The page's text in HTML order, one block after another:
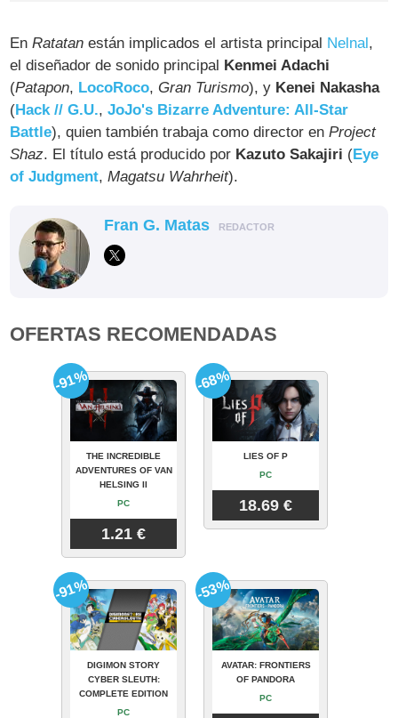
EnRatatan están implicados el artista principal Nelnal,
el diseñador de sonido principal Kenmei Adachi
(Patapon, LocoRoco,Gran Turismo), y Kenei Nakasha
(Hack // G.U.,JoJo's Bizarre Adventure: All-Star
Battle), quien también trabaja como director enProject
Shaz. El título está producido por Kazuto Sakajiri (Eye
of Judgment,Magatsu Wahrheit).
Fran G. Matas REDACTOR
OFERTAS RECOMENDADAS
THE INCREDIBLE
ADVENTURES OF VAN
HELSING II
PC
1.21 €
-91%
LIES OF P
PC
18.69 €
-68%
DIGIMON STORY
CYBER SLEUTH:
COMPLETE EDITION
PC
-91%
AVATAR: FRONTIERS
OF PANDORA
PC
-53%